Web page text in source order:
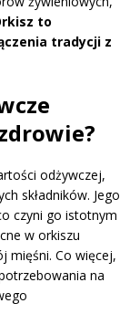
to
tradycji z
odżywczej,
składników. Jego
czyni go istotnym
w orkiszu
mięśni. Co więcej,
na